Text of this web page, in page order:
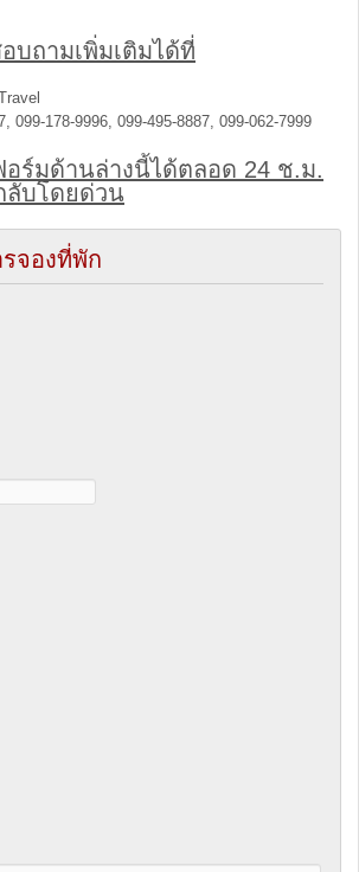
บถามเพิ่มเติมได้ที่
099-178-9996, 099-495-8887, 099-062-7999
ร์มด้านล่างนี้ได้ตลอด 24 ช.ม.
ลับโดยด่วน
จองที่พัก